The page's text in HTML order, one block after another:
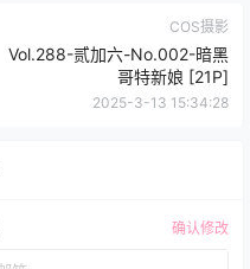
COS摄影
Vol.288-贰加六-No.002-暗黑
哥特新娘 [21P]
2025-3-13 15:34:28
确认修改